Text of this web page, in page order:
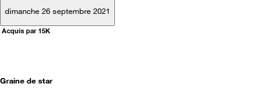
dimanche 26 septembre 2021
Acquis par 15K
Graine de star